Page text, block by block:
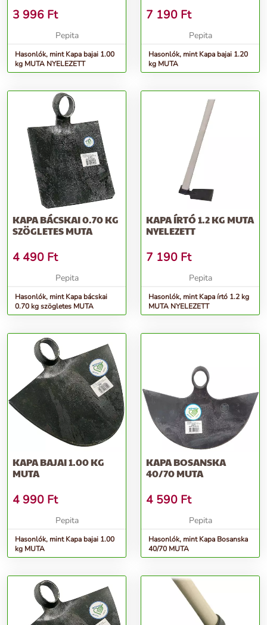
3 996 Ft
Pepita
Hasonlók, mint Kapa bajai 1.00
kg MUTA NYELEZETT
7 190 Ft
Pepita
Hasonlók, mint Kapa bajai 1.20
kg MUTA
KAPA BÁCSKAI 0.70 KG
SZÖGLETES MUTA
4 490 Ft
Pepita
Hasonlók, mint Kapa bácskai
0.70 kg szögletes MUTA
KAPA ÍRTÓ 1.2 KG MUTA
NYELEZETT
7 190 Ft
Pepita
Hasonlók, mint Kapa írtó 1.2 kg
MUTA NYELEZETT
KAPA BAJAI 1.00 KG
MUTA
4 990 Ft
Pepita
Hasonlók, mint Kapa bajai 1.00
kg MUTA
KAPA BOSANSKA
40/70 MUTA
4 590 Ft
Pepita
Hasonlók, mint Kapa Bosanska
40/70 MUTA